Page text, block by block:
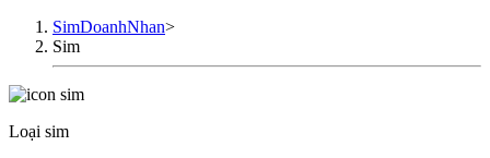
SimDoanhNhan>
Sim
Loại sim